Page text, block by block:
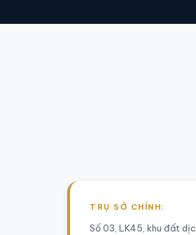
TRỤ SỞ CHÍNH:
Số 03, LK45, khu đất